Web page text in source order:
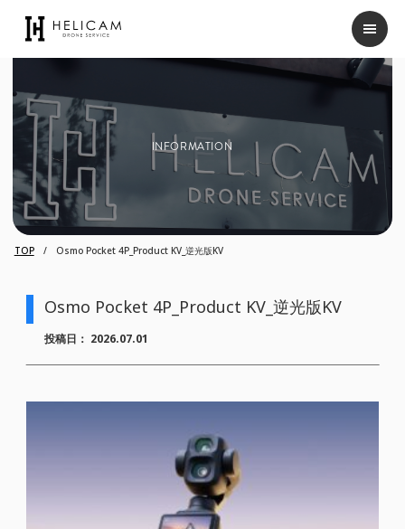
INFORMATION
TOP Osmo Pocket 4P_Product KV_逆光版KV
Osmo Pocket 4P_Product KV_逆光版KV
投稿日： 2026.07.01